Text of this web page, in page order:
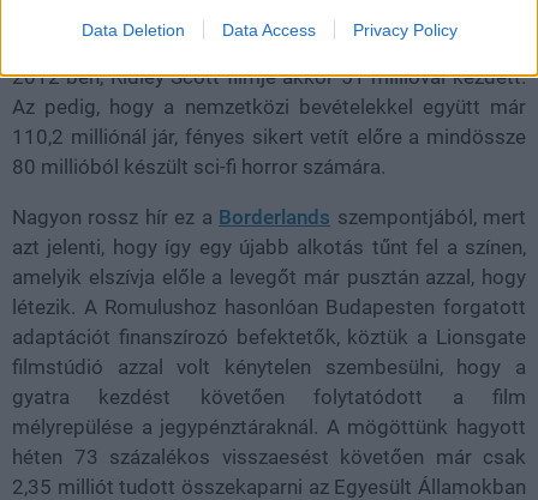
Data Deletion Data Access Privacy Policy
váltottak rá jegyeket az Egyesült Államokban és
Kanadában. Ennél csak a Prometheus tudott többet
2012-ben, Ridley Scott filmje akkor 51 millióval kezdett.
Az pedig, hogy a nemzetközi bevételekkel együtt már
110,2 milliónál jár, fényes sikert vetít előre a mindössze
80 millióból készült sci-fi horror számára.
Nagyon rossz hír ez a Borderlands szempontjából, mert
azt jelenti, hogy így egy újabb alkotás tűnt fel a színen,
amelyik elszívja előle a levegőt már pusztán azzal, hogy
létezik. A Romulushoz hasonlóan Budapesten forgatott
adaptációt finanszírozó befektetők, köztük a Lionsgate
filmstúdió azzal volt kénytelen szembesülni, hogy a
gyatra kezdést követően folytatódott a film
mélyrepülése a jegypénztáraknál. A mögöttünk hagyott
héten 73 százalékos visszaesést követően már csak
2,35 milliót tudott összekaparni az Egyesült Államokban